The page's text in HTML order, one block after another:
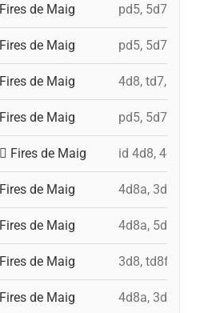
Fires de Maig pd5, 5d7, td7,
Fires de Maig pd5, 5d7, 4d8,
Fires de Maig 4d8, td7, 5d7,
Fires de Maig pd5, 5d7, td7,
Fires de Maig id 4d8, 4d8,
Fires de Maig 4d8a, 3d8,
Fires de Maig 4d8a, 5d8,
Fires de Maig 3d8, td8f, 4d8,
Fires de Maig 4d8a, 3d8,